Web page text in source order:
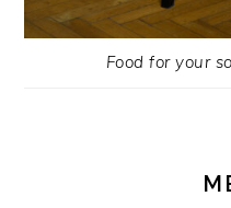
Food for your